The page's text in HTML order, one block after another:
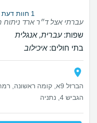
1 חוות דעת על הגדלת חזה בהזרקת שומן
שפות:עברית, אנגלית
בתי חולים:איכילוב
הברזל 9א, קומה ראשונה, רמת החייל, תל אביב
הגביש 4, נתניה